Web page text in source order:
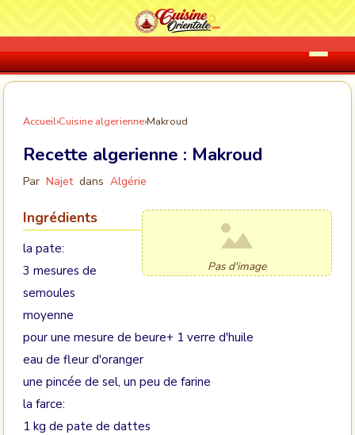
Accueil›Cuisine algerienne›Makroud
Recette algerienne : Makroud
Par Najet dans Algérie
Pas d'image
Ingrédients
la pate:
3 mesures de
semoules
moyenne
pour une mesure de beure+ 1 verre d'huile
eau de fleur d'oranger
une pincée de sel, un peu de farine
la farce:
1 kg de pate de dattes